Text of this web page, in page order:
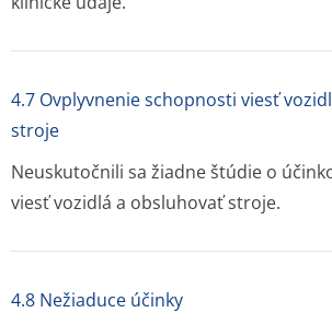
4.7 Ovplyvnenie schopnosti viesť
stroje
Neuskutočnili sa žiadne štúdie o
viesť vozidlá a obsluhovať stroje.
4.8 Nežiaduce účinky